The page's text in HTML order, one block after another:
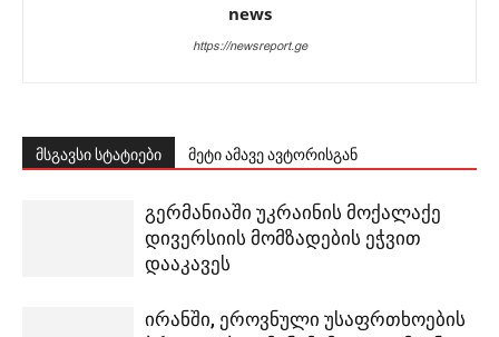
news
https://newsreport.ge
მსგავსი სტატიები მეტი ამავე ავტორისგან
გერმანიაში უკრაინის მოქალაქე
დივერსიის მომზადების ეჭვით
დააკავეს
ირანში, ეროვნული უსაფრთხოების